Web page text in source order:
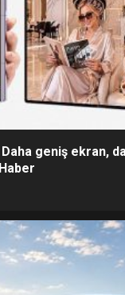
geniş ekran,